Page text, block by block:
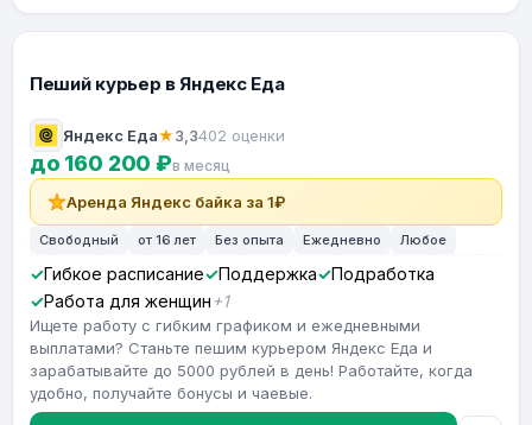
Пеший курьер в Яндекс Еда
Яндекс Еда★3,3402 оценки
до 160 200 ₽в месяц
Аренда Яндекс байка за 1₽
Свободный от 16 лет Без опыта Ежедневно Любое
Гибкое расписание Поддержка
Подработка
Работа для женщин +1
Ищете работу с гибким графиком и ежедневными
выплатами? Станьте пешим курьером Яндекс Еда и
зарабатывайте до 5000 рублей в день! Работайте, когда
удобно, получайте бонусы и чаевые.